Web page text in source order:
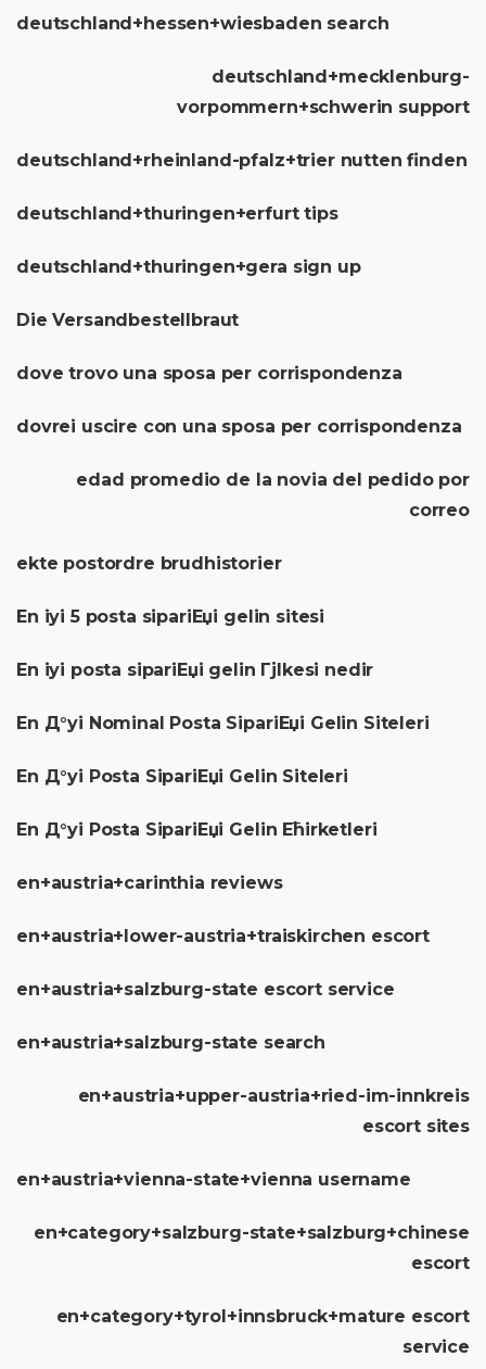
deutschland+hessen+wiesbaden search
deutschland+mecklenburg-
vorpommern+schwerin support
deutschland+rheinland-pfalz+trier nutten finden
deutschland+thuringen+erfurt tips
deutschland+thuringen+gera sign up
Die Versandbestellbraut
dove trovo una sposa per corrispondenza
dovrei uscire con una sposa per corrispondenza
edad promedio de la novia del pedido por
correo
ekte postordre brudhistorier
En iyi 5 posta sipariЕџi gelin sitesi
En iyi posta sipariЕџi gelin Гјlkesi nedir
En Д°yi Nominal Posta SipariЕџi Gelin Siteleri
En Д°yi Posta SipariЕџi Gelin Siteleri
En Д°yi Posta SipariЕџi Gelin Ећirketleri
en+austria+carinthia reviews
en+austria+lower-austria+traiskirchen escort
en+austria+salzburg-state escort service
en+austria+salzburg-state search
en+austria+upper-austria+ried-im-innkreis
escort sites
en+austria+vienna-state+vienna username
en+category+salzburg-state+salzburg+chinese
escort
en+category+tyrol+innsbruck+mature escort
service